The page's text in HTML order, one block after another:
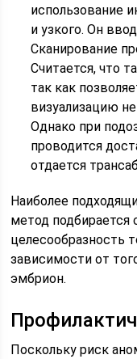
использование
и узкого. Он
Сканирование
Считается, что
так как
визуализацию
Однако при
проводится
отдается
Наиболее
метод подбирается
целесообразность
зависимости от
эмбрион.
Поскольку риск